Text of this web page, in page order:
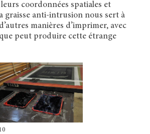
coordonnées spatiales et
graisse anti-intrusion nous sert à
manières d’imprimer, avec
peut produire cette étrange